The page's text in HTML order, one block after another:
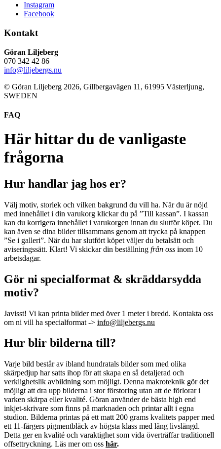
Instagram
Facebook
Kontakt
Göran Liljeberg
070 342 42 86
info@liljebergs.nu
© Göran Liljeberg 2026, Gillbergavägen 11, 61995 Västerljung,
SWEDEN
FAQ
Här hittar du de vanligaste
frågorna
Hur handlar jag hos er?
Välj motiv, storlek och vilken bakgrund du vill ha. När du är nöjd
med innehållet i din varukorg klickar du på ”Till kassan”. I kassan
kan du korrigera innehållet i varukorgen innan du slutför köpet. Du
kan även se dina bilder tillsammans genom att trycka på knappen
”Se i galleri”. När du har slutfört köpet väljer du betalsätt och
aviseringssätt. Klart! Vi skickar din beställning från oss inom 10
arbetsdagar.
Gör ni specialformat & skräddarsydda
motiv?
Javisst! Vi kan printa bilder med över 1 meter i bredd. Kontakta oss
om ni vill ha specialformat -> info@liljebergs.nu
Hur blir bilderna till?
Varje bild består av ibland hundratals bilder som med olika
skärpedjup har satts ihop för att skapa en så detaljerad och
verklighetslik avbildning som möjligt. Denna makroteknik gör det
möjligt att dra upp bilderna i stor förstoring utan att de förlorar i
varken skärpa eller kvalité. Göran använder de bästa high end
inkjet-skrivare som finns på marknaden och printar allt i egna
studion. Bilderna printas på ett matt 200 grams kvalitets papper med
ett 11-färgers pigmentbläck av högsta klass med lång livslängd.
Detta ger en kvalité och varaktighet som vida överträffar traditionell
offsettryckning. Läs mer om oss här.